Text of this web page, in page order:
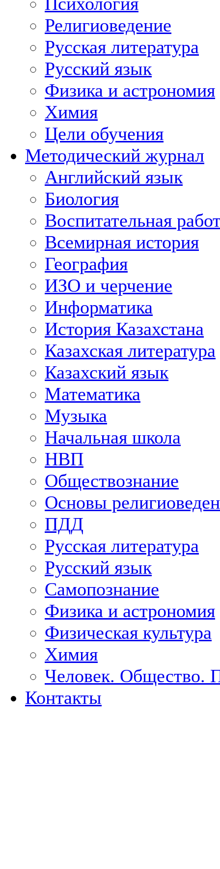
Религиоведение
Русская литература
Русский язык
Физика и астрономия
Химия
Цели обучения
Методический журнал
Английский язык
Биология
Воспитательная
Всемирная история
География
ИЗО и черчение
Информатика
История Казахстана
Казахская литература
Казахский язык
Математика
Музыка
Начальная школа
НВП
Обществознание
Основы
ПДД
Русская литература
Русский язык
Самопознание
Физика и астрономия
Физическая культура
Химия
Человек. Общество.
Контакты